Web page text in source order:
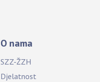
O nama
SZZ-ŽZH
Djelatnost